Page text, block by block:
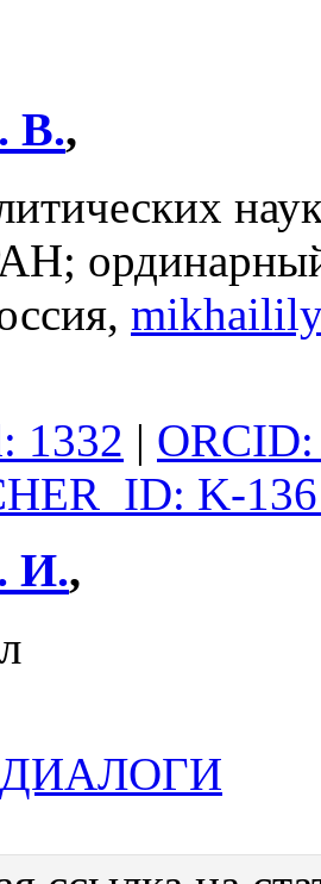
В.,
1332 |
K-
И.,
ДИАЛОГИ